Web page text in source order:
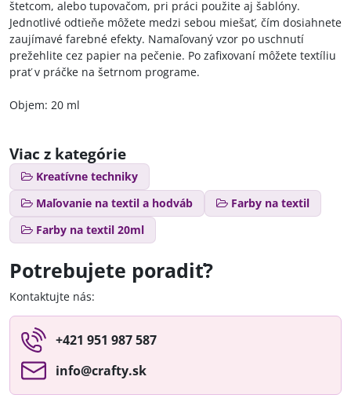
štetcom, alebo tupovačom, pri práci použite aj šablóny.
Jednotlivé odtieňe môžete medzi sebou miešať, čím dosiahnete
zaujímavé farebné efekty. Namaľovaný vzor po uschnutí
prežehlite cez papier na pečenie. Po zafixovaní môžete textíliu
prať v práčke na šetrnom programe.
Objem: 20 ml
Viac z kategórie
Kreatívne techniky
Maľovanie na textil a hodváb
Farby na textil
Farby na textil 20ml
Potrebujete poradiť?
Kontaktujte nás:
+421 951 987 587
info​@crafty​.sk